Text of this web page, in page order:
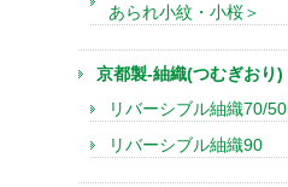
あられ小紋・小桜＞
京都製-紬織(つむぎおり)
リバーシブル紬織70/50
リバーシブル紬織90